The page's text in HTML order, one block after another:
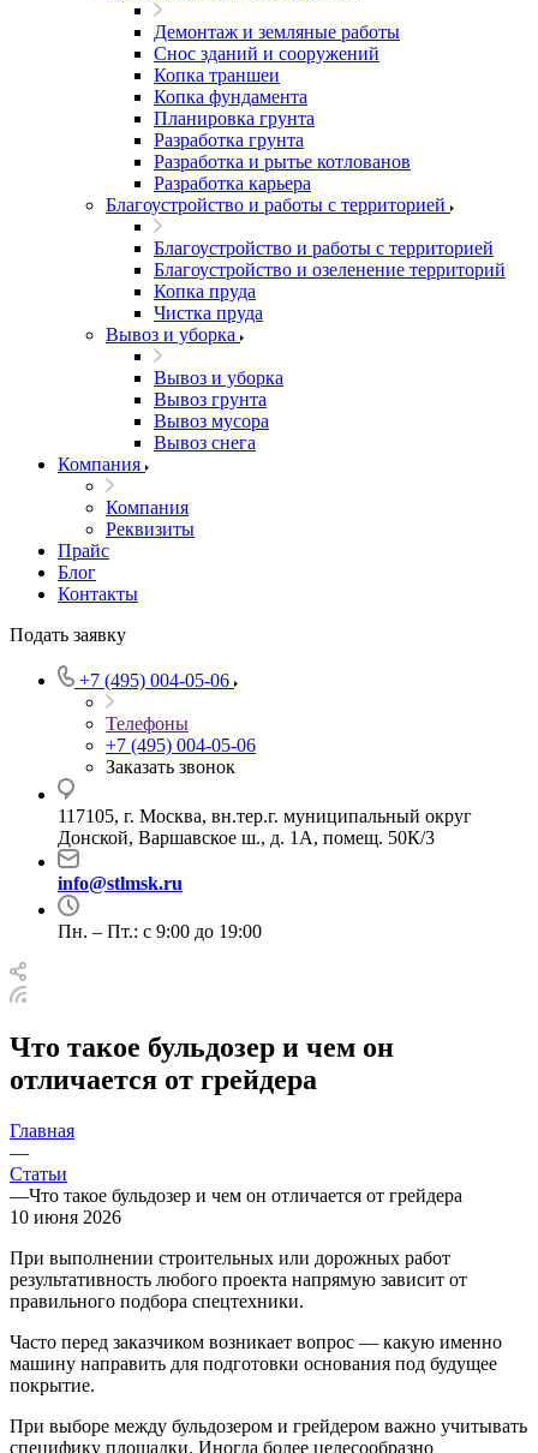
Демонтаж и земляные работы
Снос зданий и сооружений
Копка траншеи
Копка фундамента
Планировка грунта
Разработка грунта
Разработка и рытье котлованов
Разработка карьера
Благоустройство и работы с территорией
Благоустройство и работы с территорией
Благоустройство и озеленение территорий
Копка пруда
Чистка пруда
Вывоз и уборка
Вывоз и уборка
Вывоз грунта
Вывоз мусора
Вывоз снега
Компания
Компания
Реквизиты
Прайс
Блог
Контакты
Подать заявку
+7 (495) 004-05-06
Телефоны
+7 (495) 004-05-06
Заказать звонок
117105, г. Москва, вн.тер.г. муниципальный округ
Донской, Варшавское ш., д. 1А, помещ. 50К/3
info@stlmsk.ru
Пн. – Пт.: с 9:00 до 19:00
Что такое бульдозер и чем он
отличается от грейдера
Главная
—
Статьи
—Что такое бульдозер и чем он отличается от грейдера
10 июня 2026
При выполнении строительных или дорожных работ
результативность любого проекта напрямую зависит от
правильного подбора спецтехники.
Часто перед заказчиком возникает вопрос — какую именно
машину направить для подготовки основания под будущее
покрытие.
При выборе между бульдозером и грейдером важно учитывать
специфику площадки. Иногда более целесообразно